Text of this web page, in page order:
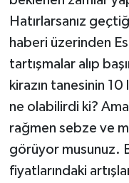
Hatırlarsanız
haberi üzerinden
tartışmalar alıp
kirazın tanesinin 10
ne olabilirdi ki?
rağmen sebze ve
görüyor musunuz.
fiyatlarındaki